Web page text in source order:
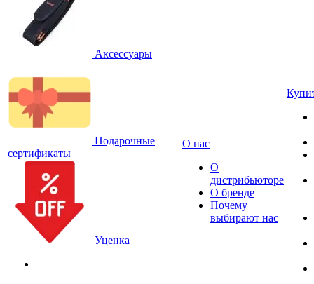
Аксессуары
Подарочные
сертификаты
Уценка
О нас
О
дистрибьюторе
О бренде
Почему
выбирают нас